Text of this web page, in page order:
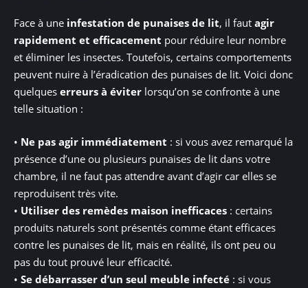
Face à une infestation de punaises de lit, il faut agir
rapidement et efficacement pour réduire leur nombre
et éliminer les insectes. Toutefois, certains comportements
peuvent nuire à l’éradication des punaises de lit. Voici donc
quelques erreurs à éviter lorsqu’on se confronte à une
telle situation :
• Ne pas agir immédiatement : si vous avez remarqué la
présence d’une ou plusieurs punaises de lit dans votre
chambre, il ne faut pas attendre avant d’agir car elles se
reproduisent très vite.
• Utiliser des remèdes maison inefficaces : certains
produits naturels sont présentés comme étant efficaces
contre les punaises de lit, mais en réalité, ils ont peu ou
pas du tout prouvé leur efficacité.
• Se débarrasser d’un seul meuble infecté : si vous